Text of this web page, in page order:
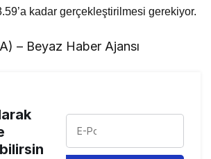
kadar gerçekleştirilmesi gerekiyor.
– Beyaz Haber Ajansı